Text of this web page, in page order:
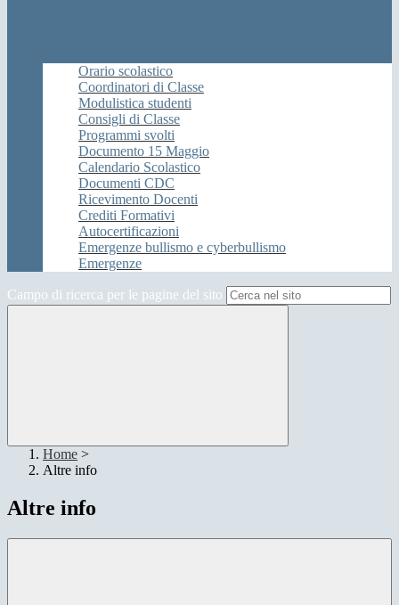
Orario scolastico
Coordinatori di Classe
Modulistica studenti
Consigli di Classe
Programmi svolti
Documento 15 Maggio
Calendario Scolastico
Documenti CDC
Ricevimento Docenti
Crediti Formativi
Autocertificazioni
Emergenze bullismo e cyberbullismo
Emergenze
Campo di ricerca per le pagine del sito
Home >
Altre info
Altre info